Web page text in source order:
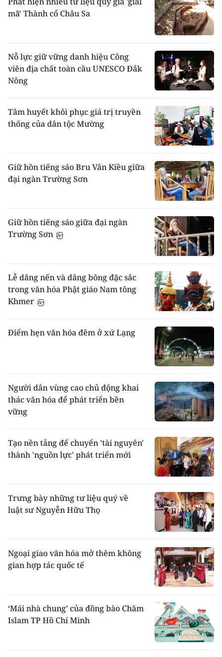
mã' Thành cổ Châu Sa
Nỗ lực giữ vững danh hiệu Công
viên địa chất toàn cầu UNESCO Đắk
Nông
Tâm huyết khôi phục giá trị truyền
thống của dân tộc Mường
Giữ hồn tiếng sáo Bru Vân Kiều giữa
đại ngàn Trường Sơn
Giữ hồn tiếng sáo giữa đại ngàn
Trường Sơn
Lễ dâng nến và dâng bông đặc sắc
trong văn hóa Phật giáo Nam tông
Khmer
Điểm hẹn văn hóa đêm ở xứ Lạng
Người dân vùng cao chủ động khai
thác văn hóa để phát triển bền
vững
Tạo nền tảng để chuyển 'tài nguyên'
thành 'nguồn lực' phát triển mới
Trưng bày những tư liệu quý về
luật sư Nguyễn Hữu Thọ
Ngoại giao văn hóa mở thêm không
gian hợp tác quốc tế
‘Mái nhà chung’ của đồng bào Chăm
Islam TP Hồ Chí Minh